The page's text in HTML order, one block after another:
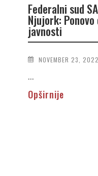
Federalni sud
Njujork:
javnosti
NOVEMBER 23, 2022
...
Opširnije